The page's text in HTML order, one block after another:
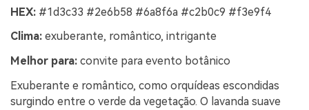
HEX: #1d3c33 #2e6b58 #6a8f6a #c2b0c9 #f3e9f4
Clima: exuberante, romântico, intrigante
Melhor para: convite para evento botânico
Exuberante e romântico, como orquídeas escondidas
surgindo entre o verde da vegetação. O lavanda suave